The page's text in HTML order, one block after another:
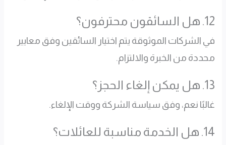
12. هل السائقون محترفون؟
في الشركات الموثوقة يتم اختيار السائقين وفق معايير
محددة من الخبرة والالتزام.
13. هل يمكن إلغاء الحجز؟
غالبًا نعم، وفق سياسة الشركة ووقت الإلغاء.
14. هل الخدمة مناسبة للعائلات؟